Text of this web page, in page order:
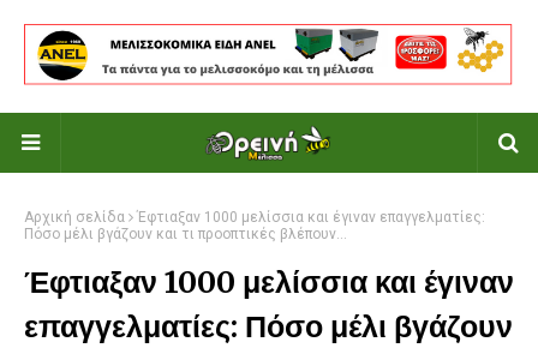
Αρχική σελίδα
Έφτιαξαν 1000 μελίσσια και έγιναν επαγγελματίες:
Πόσο μέλι βγάζουν και τι προοπτικές βλέπουν...
Έφτιαξαν 1000 μελίσσια και έγιναν
επαγγελματίες: Πόσο μέλι βγάζουν